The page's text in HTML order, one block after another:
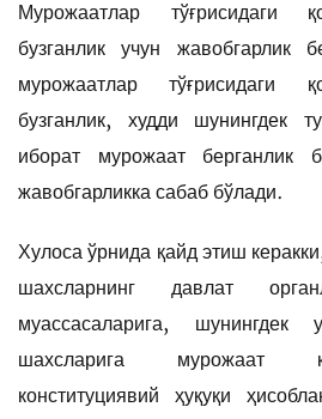
Мурожаатлар тўғрисидаги
бузганлик учун жавобгарлик
мурожаатлар тўғрисидаги
бузганлик, худди шунингдек
иборат мурожаат берганлик
жавобгарликка сабаб бўлади.
Хулоса ўрнида қайд этиш
шахсларнинг давлат
муассасаларига, шунингдек
шахсларига мурожаат
конституциявий ҳуқуқи